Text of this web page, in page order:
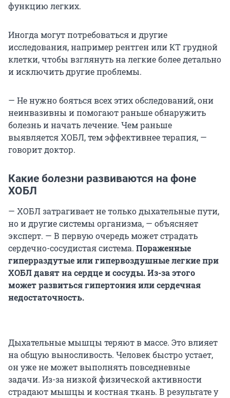
функцию легких.
Иногда могут потребоваться и другие
исследования, например рентген или КТ грудной
клетки, чтобы взглянуть на легкие более детально
и исключить другие проблемы.
— Не нужно бояться всех этих обследований, они
неинвазивны и помогают раньше обнаружить
болезнь и начать лечение. Чем раньше
выявляется ХОБЛ, тем эффективнее терапия, —
говорит доктор.
Какие болезни развиваются на фоне
ХОБЛ
— ХОБЛ затрагивает не только дыхательные пути,
но и другие системы организма, — объясняет
эксперт. — В первую очередь может страдать
сердечно-сосудистая система. Пораженные
гиперраздутые или гипервоздушные легкие при
ХОБЛ давят на сердце и сосуды. Из-за этого
может развиться гипертония или сердечная
недостаточность.
Дыхательные мышцы теряют в массе. Это влияет
на общую выносливость. Человек быстро устает,
он уже не может выполнять повседневные
задачи. Из-за низкой физической активности
страдают мышцы и костная ткань. В результате у